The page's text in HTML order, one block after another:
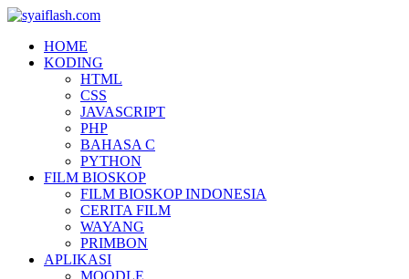
HOME
KODING
HTML
CSS
JAVASCRIPT
PHP
BAHASA C
PYTHON
FILM BIOSKOP
FILM BIOSKOP INDONESIA
CERITA FILM
WAYANG
PRIMBON
APLIKASI
MOODLE